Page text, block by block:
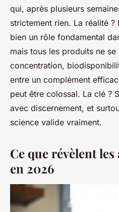
qui, après plusieurs
strictement rien. La réalité
bien un rôle fondamental
mais tous les produits ne
concentration,
entre un complément
peut être colossal. La clé ?
avec discernement, et
science valide vraiment.
Ce que révèlent
en 2026